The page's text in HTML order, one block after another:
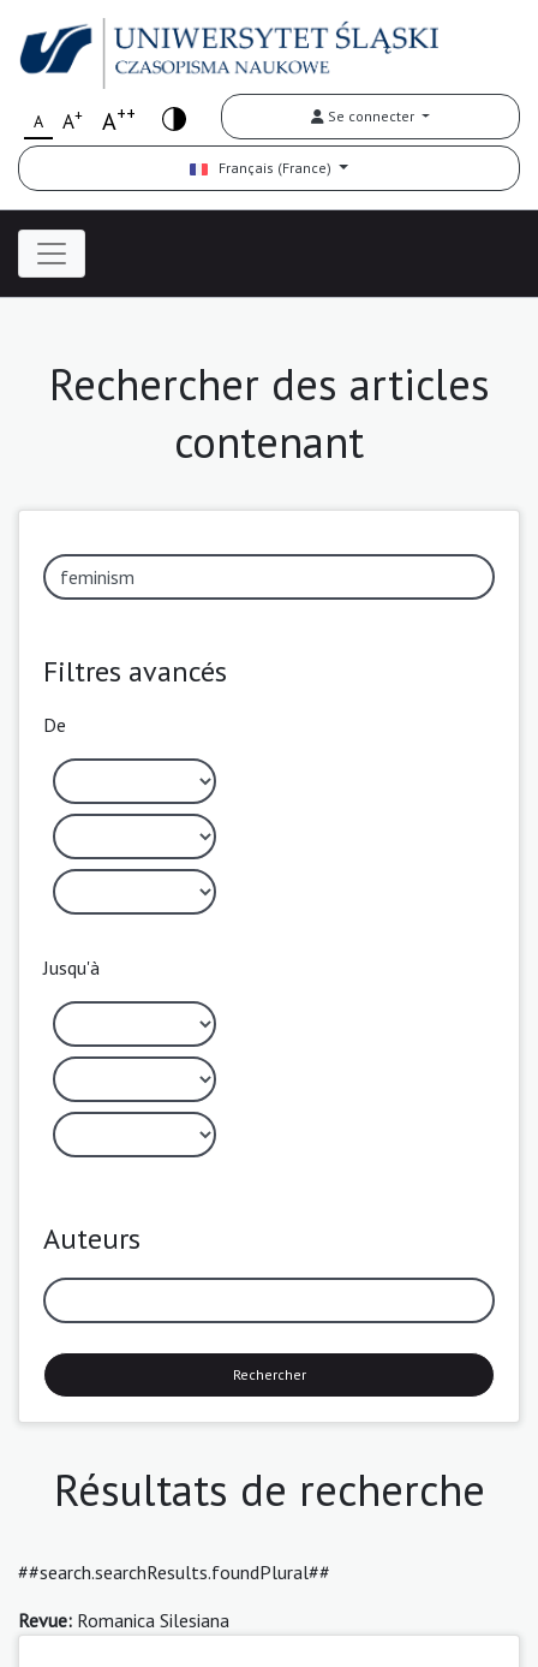
A A+ A++ Se connecter
Français (France)
Rechercher des articles
contenant
Filtres avancés
De
Jusqu'à
Auteurs
Rechercher
Résultats de recherche
##search.searchResults.foundPlural##
Revue: Romanica Silesiana